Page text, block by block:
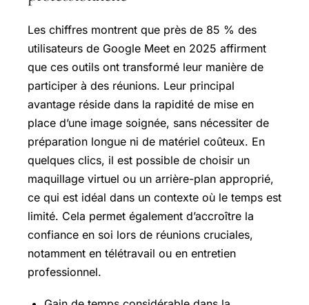
Les chiffres montrent que près de 85 % des
utilisateurs de Google Meet en 2025 affirment
que ces outils ont transformé leur manière de
participer à des réunions. Leur principal
avantage réside dans la rapidité de mise en
place d’une image soignée, sans nécessiter de
préparation longue ni de matériel coûteux. En
quelques clics, il est possible de choisir un
maquillage virtuel ou un arrière-plan approprié,
ce qui est idéal dans un contexte où le temps est
limité. Cela permet également d’accroître la
confiance en soi lors de réunions cruciales,
notamment en télétravail ou en entretien
professionnel.